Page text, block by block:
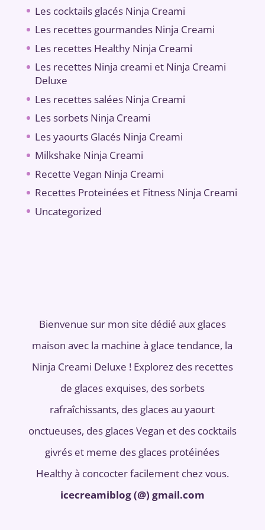
Les cocktails glacés Ninja Creami
Les recettes gourmandes Ninja Creami
Les recettes Healthy Ninja Creami
Les recettes Ninja creami et Ninja Creami
Deluxe
Les recettes salées Ninja Creami
Les sorbets Ninja Creami
Les yaourts Glacés Ninja Creami
Milkshake Ninja Creami
Recette Vegan Ninja Creami
Recettes Proteinées et Fitness Ninja Creami
Uncategorized
Bienvenue sur mon site dédié aux glaces
maison avec la machine à glace tendance, la
Ninja Creami Deluxe ! Explorez des recettes
de glaces exquises, des sorbets
rafraîchissants, des glaces au yaourt
onctueuses, des glaces Vegan et des cocktails
givrés et meme des glaces protéinées
Healthy à concocter facilement chez vous.
icecreamiblog (@) gmail.com